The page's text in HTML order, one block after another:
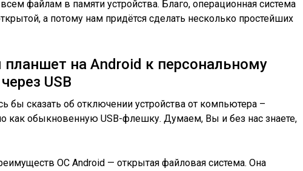
файлам в памяти устройства. Благо, операционная система
а потому нам придётся сделать несколько простейших
на Android к персональному
USB
бы сказать об отключении устройства от компьютера –
как обыкновенную USB-флешку. Думаем, Вы и без нас знаете,
ОС Android — открытая файловая система. Она